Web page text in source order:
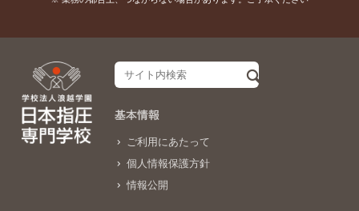
基本情報
ご利用にあたって
個人情報保護方針
情報公開